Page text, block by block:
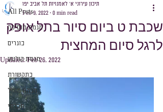
All Posts
מגמת מוסיקה
בוגרים
מגמת קולנוע
בתקשורת
מגמת מחול
חברתי
שכבת ט ביום סיור בתל אופק
לרגל סיום המחצית
תיכון עירוני א׳ לאמנויות תל אביב יפו
Feb 9, 2022
0 min read
Updated:Feb 26, 2022